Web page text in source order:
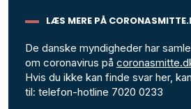
LÆS MERE PÅ
De danske myndigheder har
om coronavirus på
Hvis du ikke kan finde svar her,
til: telefon-hotline 7020 0233